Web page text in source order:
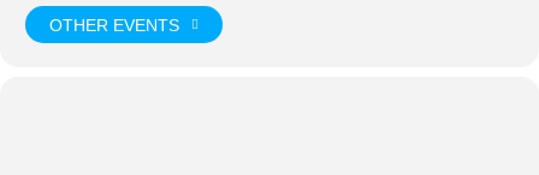
OTHER EVENTS